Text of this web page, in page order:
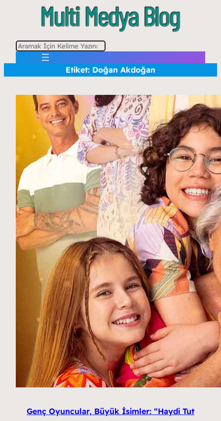
A
Etiket: Doğan Akdoğan
Genç Oyuncular, Büyük İsimler: “Haydi Tut